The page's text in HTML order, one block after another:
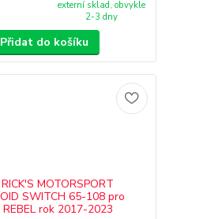
externí sklad, obvykle
2-3 dny
Přidat do košíku